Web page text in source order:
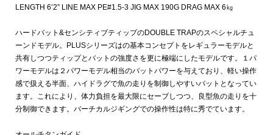
LENGTH 6’2” LINE MAX PE#1.5-3 JIG MAX 190G DRAG MAX 6㎏
ハードバット&センシティブティップのDOUBLE TRAPのスペシャルチュ
ーンドモデル。PLUSシリーズはの基本コンセプトをレギュラーモデルと
共有しつつティップとバットの強度さを更に極端にしたモデルです。１パ
ワーモデルは２パワーモデル相当のバットパワーを与えており、軽い操作
感で扱える半面、ハイドラグで魚の走りを制御しやすいバットとなってい
ます。これにより、体力負担を最大限にセーブしつつ、良型魚の走りを十
分制御できます。バーチカルジギングでの操作性は特に秀でています。